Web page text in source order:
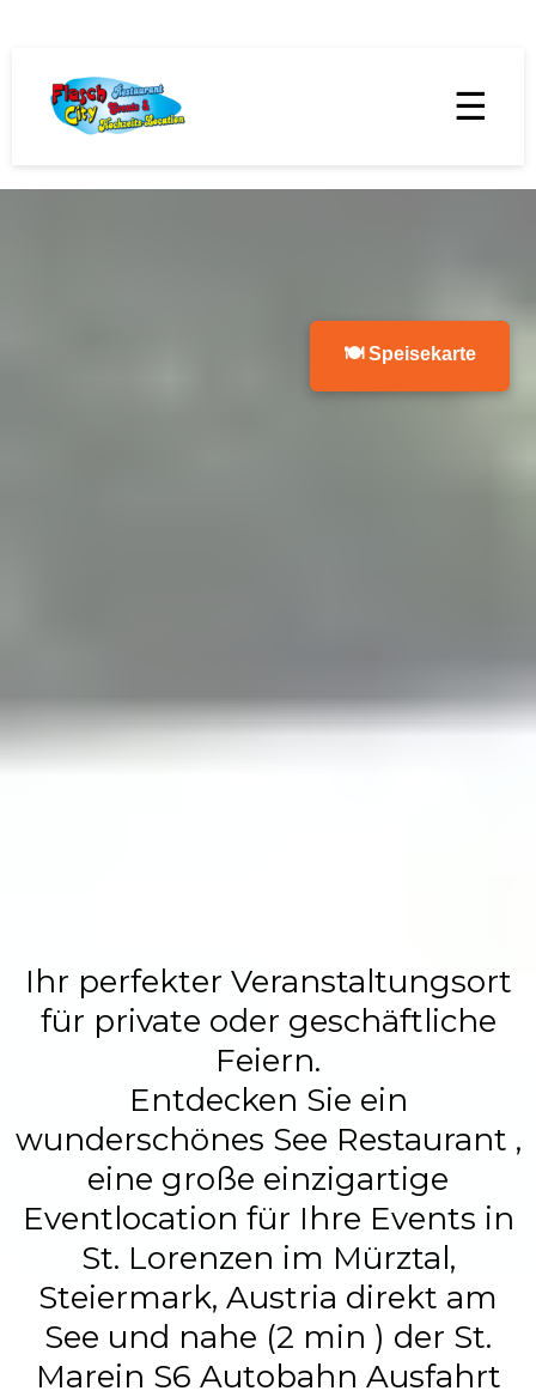
☰
🍽 Speisekarte
Restaurant,
Events &
Ihr perfekter Veranstaltungsort
für private oder geschäftliche
Feiern.
Entdecken Sie ein
wunderschönes See Restaurant ,
eine große einzigartige
Eventlocation für Ihre Events in
St. Lorenzen im Mürztal,
Steiermark, Austria direkt am
See und nahe (2 min ) der St.
Marein S6 Autobahn Ausfahrt